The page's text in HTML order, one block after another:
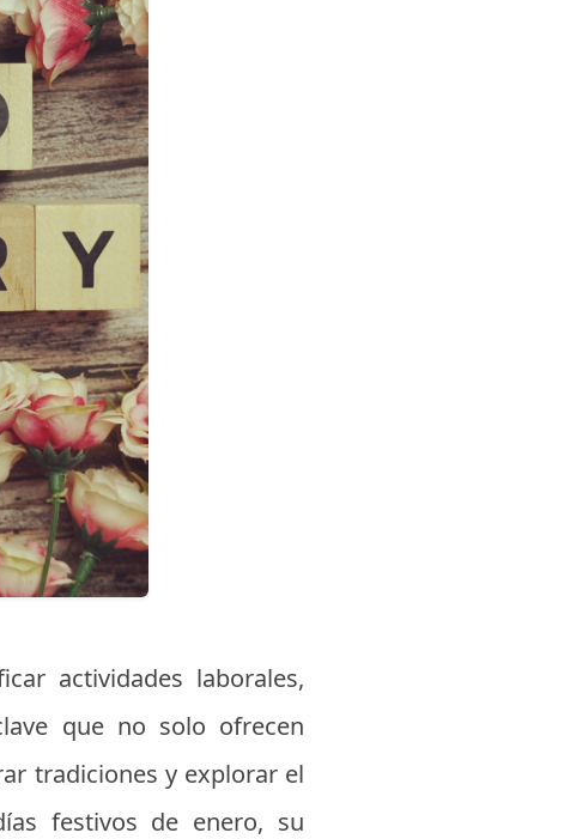
actividades laborales,
que no solo ofrecen
tradiciones y explorar el
festivos de enero, su